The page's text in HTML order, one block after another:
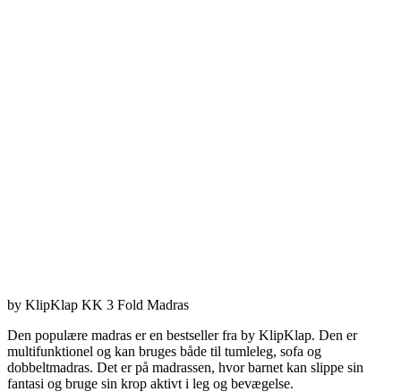
by KlipKlap KK 3 Fold Madras
Den populære madras er en bestseller fra by KlipKlap. Den er
multifunktionel og kan bruges både til tumleleg, sofa og
dobbeltmadras. Det er på madrassen, hvor barnet kan slippe sin
fantasi og bruge sin krop aktivt i leg og bevægelse.